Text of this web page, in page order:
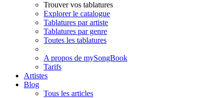
Trouver vos tablatures
Explorer le catalogue
Tablatures par artiste
Tablatures par genre
Toutes les tablatures
A propos de mySongBook
Tarifs
Artistes
Blog
Tous les articles